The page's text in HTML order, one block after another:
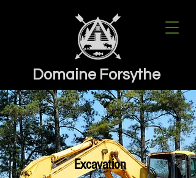
Domaine Forsythe
Excavation